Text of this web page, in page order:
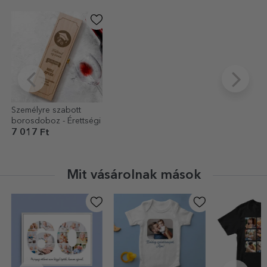
Személyre szabott
borosdoboz - Érettségi
7 017 Ft
Mit vásárolnak mások